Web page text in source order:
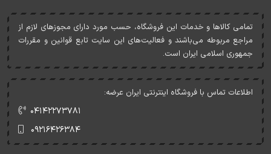
تمامی کالاها و خدمات اين فروشگاه، حسب مورد دارای مجوزهای لازم از
مراجع مربوطه می‌باشند و فعاليت‌های اين سايت تابع قوانين و مقررات
جمهوری اسلامی ايران است.
اطلاعات تماس با فروشگاه اینترنتی ایران عرضه:
۰۴۱۴۲۲۷۳۷۸۱
۰۹۲۱۶۴۲۶۳۸۴